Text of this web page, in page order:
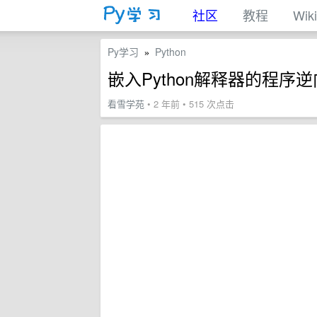
社区 教程 Wiki
Py学习 » Python
嵌入Python解释器的程序
看雪学苑 • 2 年前 • 515 次点击